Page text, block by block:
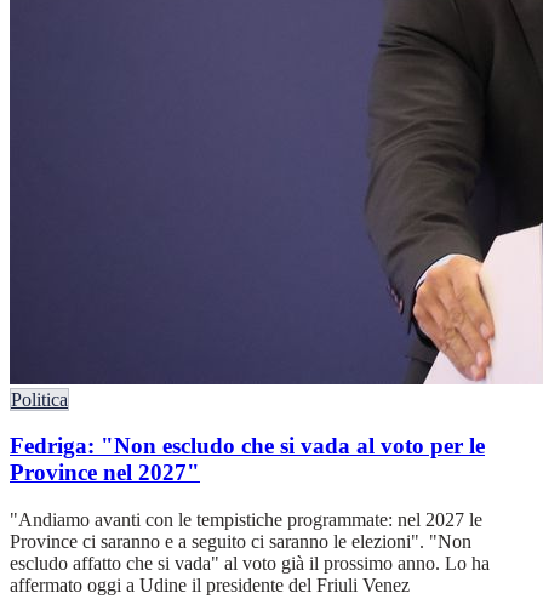
Politica
Fedriga: "Non escludo che si vada al voto per le
Province nel 2027"
"Andiamo avanti con le tempistiche programmate: nel 2027 le
Province ci saranno e a seguito ci saranno le elezioni". "Non
escludo affatto che si vada" al voto già il prossimo anno. Lo ha
affermato oggi a Udine il presidente del Friuli Venez